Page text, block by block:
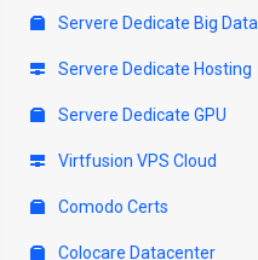
Servere Dedicate Big Data
Servere Dedicate Hosting
Servere Dedicate GPU
Virtfusion VPS Cloud
Comodo Certs
Colocare Datacenter